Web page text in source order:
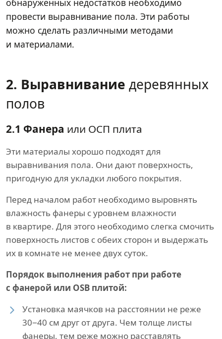
обнаруженных недостатков необходимо
провести выравнивание пола. Эти работы
можно сделать различными методами
и материалами.
2. Выравнивание деревянных
полов
2.1 Фанера или ОСП плита
Эти материалы хорошо подходят для
выравнивания пола. Они дают поверхность,
пригодную для укладки любого покрытия.
Перед началом работ необходимо выровнять
влажность фанеры с уровнем влажности
в квартире. Для этого необходимо слегка смочить
поверхность листов с обеих сторон и выдержать
их в комнате не менее двух суток.
Порядок выполнения работ при работе
с фанерой или OSB плитой:
Установка маячков на расстоянии не реже
30−40 см друг от друга. Чем толще листы
фанеры, тем реже можно расставлять